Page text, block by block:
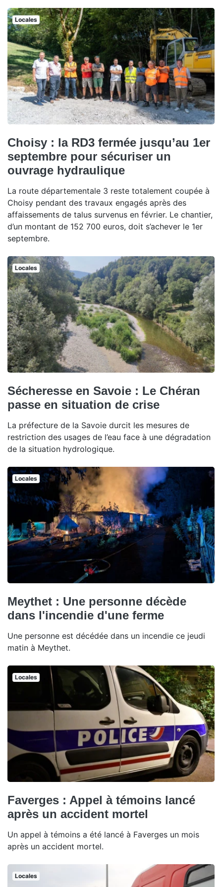
Locales
Choisy : la RD3 fermée jusqu’au 1er
septembre pour sécuriser un
ouvrage hydraulique
La route départementale 3 reste totalement coupée à
Choisy pendant des travaux engagés après des
affaissements de talus survenus en février. Le chantier,
d’un montant de 152 700 euros, doit s’achever le 1er
septembre.
Locales
Sécheresse en Savoie : Le Chéran
passe en situation de crise
La préfecture de la Savoie durcit les mesures de
restriction des usages de l’eau face à une dégradation
de la situation hydrologique.
Locales
Meythet : Une personne décède
dans l'incendie d'une ferme
Une personne est décédée dans un incendie ce jeudi
matin à Meythet.
Locales
Faverges : Appel à témoins lancé
après un accident mortel
Un appel à témoins a été lancé à Faverges un mois
après un accident mortel.
Locales